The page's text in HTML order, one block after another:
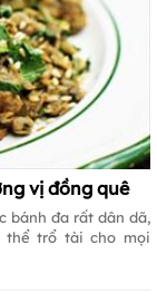
vị đồng quê
bánh đa rất dân dã,
thể trổ tài cho mọi